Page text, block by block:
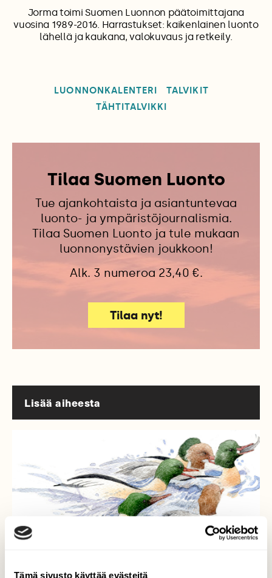
Tämä sivusto käyttää evästeitä
Jorma toimi Suomen Luonnon päätoimittajana
vuosina 1989-2016. Harrastukset: kaikenlainen luonto
lähellä ja kaukana, valokuvaus ja retkeily.
LUONNONKALENTERI
TALVIKIT
TÄHTITALVIKKI
Tilaa Suomen Luonto
Tue ajankohtaista ja asiantuntevaa
luonto- ja ympäristöjournalismia.
Tilaa Suomen Luonto ja tule mukaan
luonnonystävien joukkoon!
Alk. 3 numeroa 23,40 €.
Tilaa nyt!
Lisää aiheesta